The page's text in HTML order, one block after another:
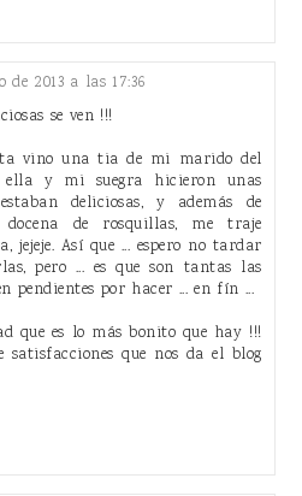
de 2013 a las 17:36
se ven !!!
vino una tia de mi marido del
ella y mi suegra hicieron unas
deliciosas, y además de
de rosquillas, me traje
jejeje. Así que ... espero no tardar
pero ... es que son tantas las
pendientes por hacer ... en fín ...
que es lo más bonito que hay !!!
que nos da el blog